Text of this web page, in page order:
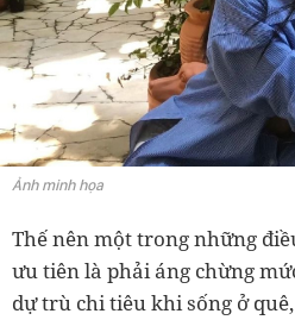
Ảnh minh họa
Thế nên một trong những
ưu tiên là phải áng chừng
dự trù chi tiêu khi sống ở